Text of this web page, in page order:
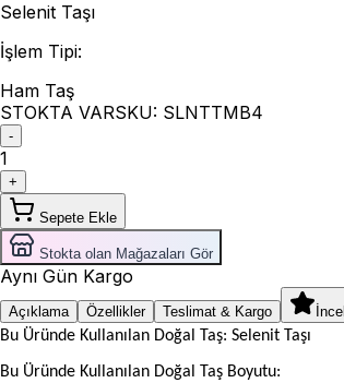
Selenit Taşı
İşlem Tipi:
Ham Taş
STOKTA VARSKU: SLNTTMB4
-
1
+
Sepete Ekle
Stokta olan Mağazaları Gör
Aynı Gün Kargo
Açıklama Özellikler Teslimat & Kargo
Bu Üründe Kullanılan Doğal Taş: Selenit Taşı
Bu Üründe Kullanılan Doğal Taş Boyutu: